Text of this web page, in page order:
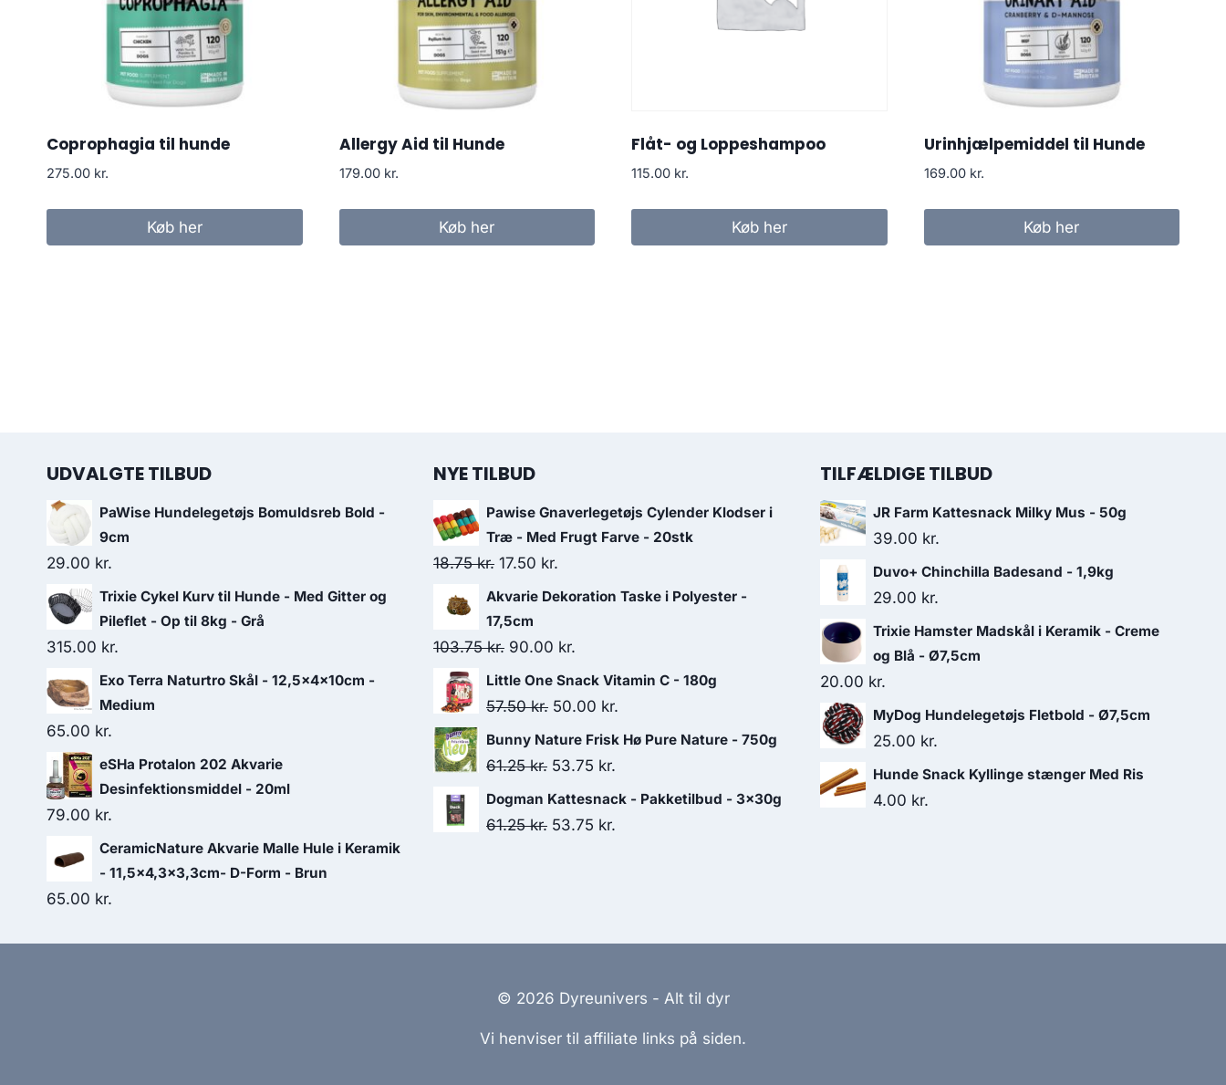
Coprophagia til hunde
275.00 kr.
Køb her
Allergy Aid til Hunde
179.00 kr.
Køb her
Flåt- og Loppeshampoo
115.00 kr.
Køb her
Urinhjælpemiddel til Hunde
169.00 kr.
Køb her
UDVALGTE TILBUD
PaWise Hundelegetøjs Bomuldsreb Bold -
9cm
29.00 kr.
Trixie Cykel Kurv til Hunde - Med Gitter og
Pileflet - Op til 8kg - Grå
315.00 kr.
Exo Terra Naturtro Skål - 12,5x4x10cm -
Medium
65.00 kr.
eSHa Protalon 202 Akvarie
Desinfektionsmiddel - 20ml
79.00 kr.
CeramicNature Akvarie Malle Hule i Keramik
- 11,5x4,3x3,3cm- D-Form - Brun
65.00 kr.
NYE TILBUD
Pawise Gnaverlegetøjs Cylender Klodser i
Træ - Med Frugt Farve - 20stk
18.75kr. Den
oprindelige
pris
var:
18.75 kr..
17.50 kr.
aktuelle
er:
17.50 kr..
Akvarie Dekoration Taske i Polyester -
17,5cm
103.75kr. Den
oprindelige
pris
103.75 kr..
90.00 kr.
aktuelle
pris
90.00 kr..
Little One Snack Vitamin C - 180g
57.50kr. Den
oprindelige
pris
57.50 kr..
50.00 kr.
aktuelle
Bunny Nature Frisk Hø Pure Nature - 750g
61.25kr. Den
oprindelige
pris
53.75 kr.
aktuelle
Dogman Kattesnack - Pakketilbud - 3x30g
61.25kr. Den
53.75 kr.
TILFÆLDIGE TILBUD
JR Farm Kattesnack Milky Mus - 50g
39.00 kr.
Duvo+ Chinchilla Badesand - 1,9kg
29.00 kr.
Trixie Hamster Madskål i Keramik - Creme
og Blå - Ø7,5cm
20.00 kr.
MyDog Hundelegetøjs Fletbold - Ø7,5cm
25.00 kr.
Hunde Snack Kyllinge stænger Med Ris
4.00 kr.
© 2026 Dyreunivers - Alt til dyr
Vi henviser til affiliate links på siden.